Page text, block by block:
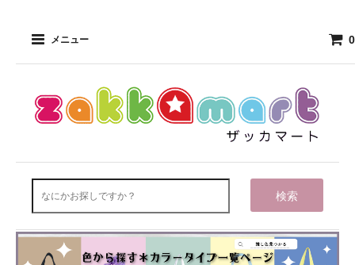
メニュー 0
検索